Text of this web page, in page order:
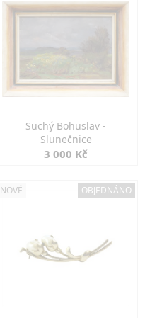
Suchý Bohuslav -
Slunečnice
3 000 Kč
NOVÉ OBJEDNÁNO